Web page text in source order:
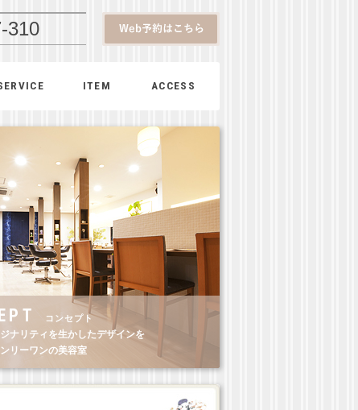
310
ITEM ACCESS
コンセプト
ナリティを生かしたデザインを
リーワンの美容室